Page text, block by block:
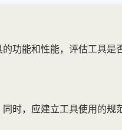
功能和性能，评估工具是
时，应建立工具使用的规